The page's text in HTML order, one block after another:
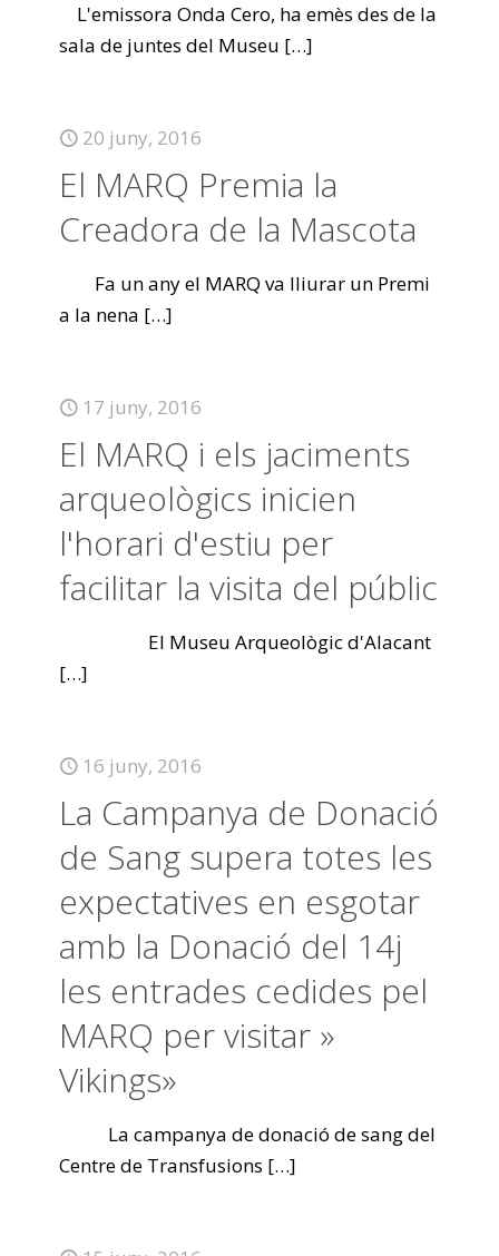
L'emissora Onda Cero, ha emès des de la
sala de juntes del Museu […]
20 juny, 2016
El MARQ Premia la
Creadora de la Mascota
Fa un any el MARQ va lliurar un Premi
a la nena […]
17 juny, 2016
El MARQ i els jaciments
arqueològics inicien
l'horari d'estiu per
facilitar la visita del públic
El Museu Arqueològic d'Alacant
[…]
16 juny, 2016
La Campanya de Donació
de Sang supera totes les
expectatives en esgotar
amb la Donació del 14j
les entrades cedides pel
MARQ per visitar »
Vikings»
La campanya de donació de sang del
Centre de Transfusions […]